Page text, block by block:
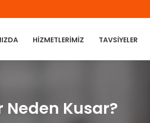
HIZMETLERIMIZ TAVSIYELER
Neden Kusar?